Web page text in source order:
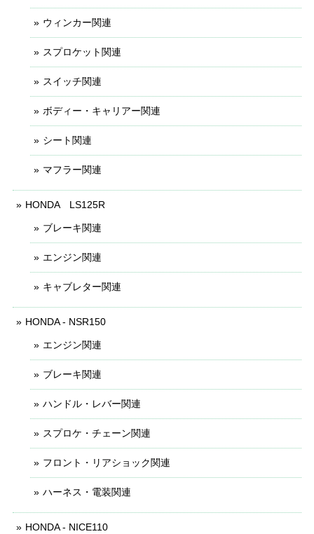
ウィンカー関連
スプロケット関連
スイッチ関連
ボディー・キャリアー関連
シート関連
マフラー関連
HONDA LS125R
ブレーキ関連
エンジン関連
キャブレター関連
HONDA - NSR150
エンジン関連
ブレーキ関連
ハンドル・レバー関連
スプロケ・チェーン関連
フロント・リアショック関連
ハーネス・電装関連
HONDA - NICE110